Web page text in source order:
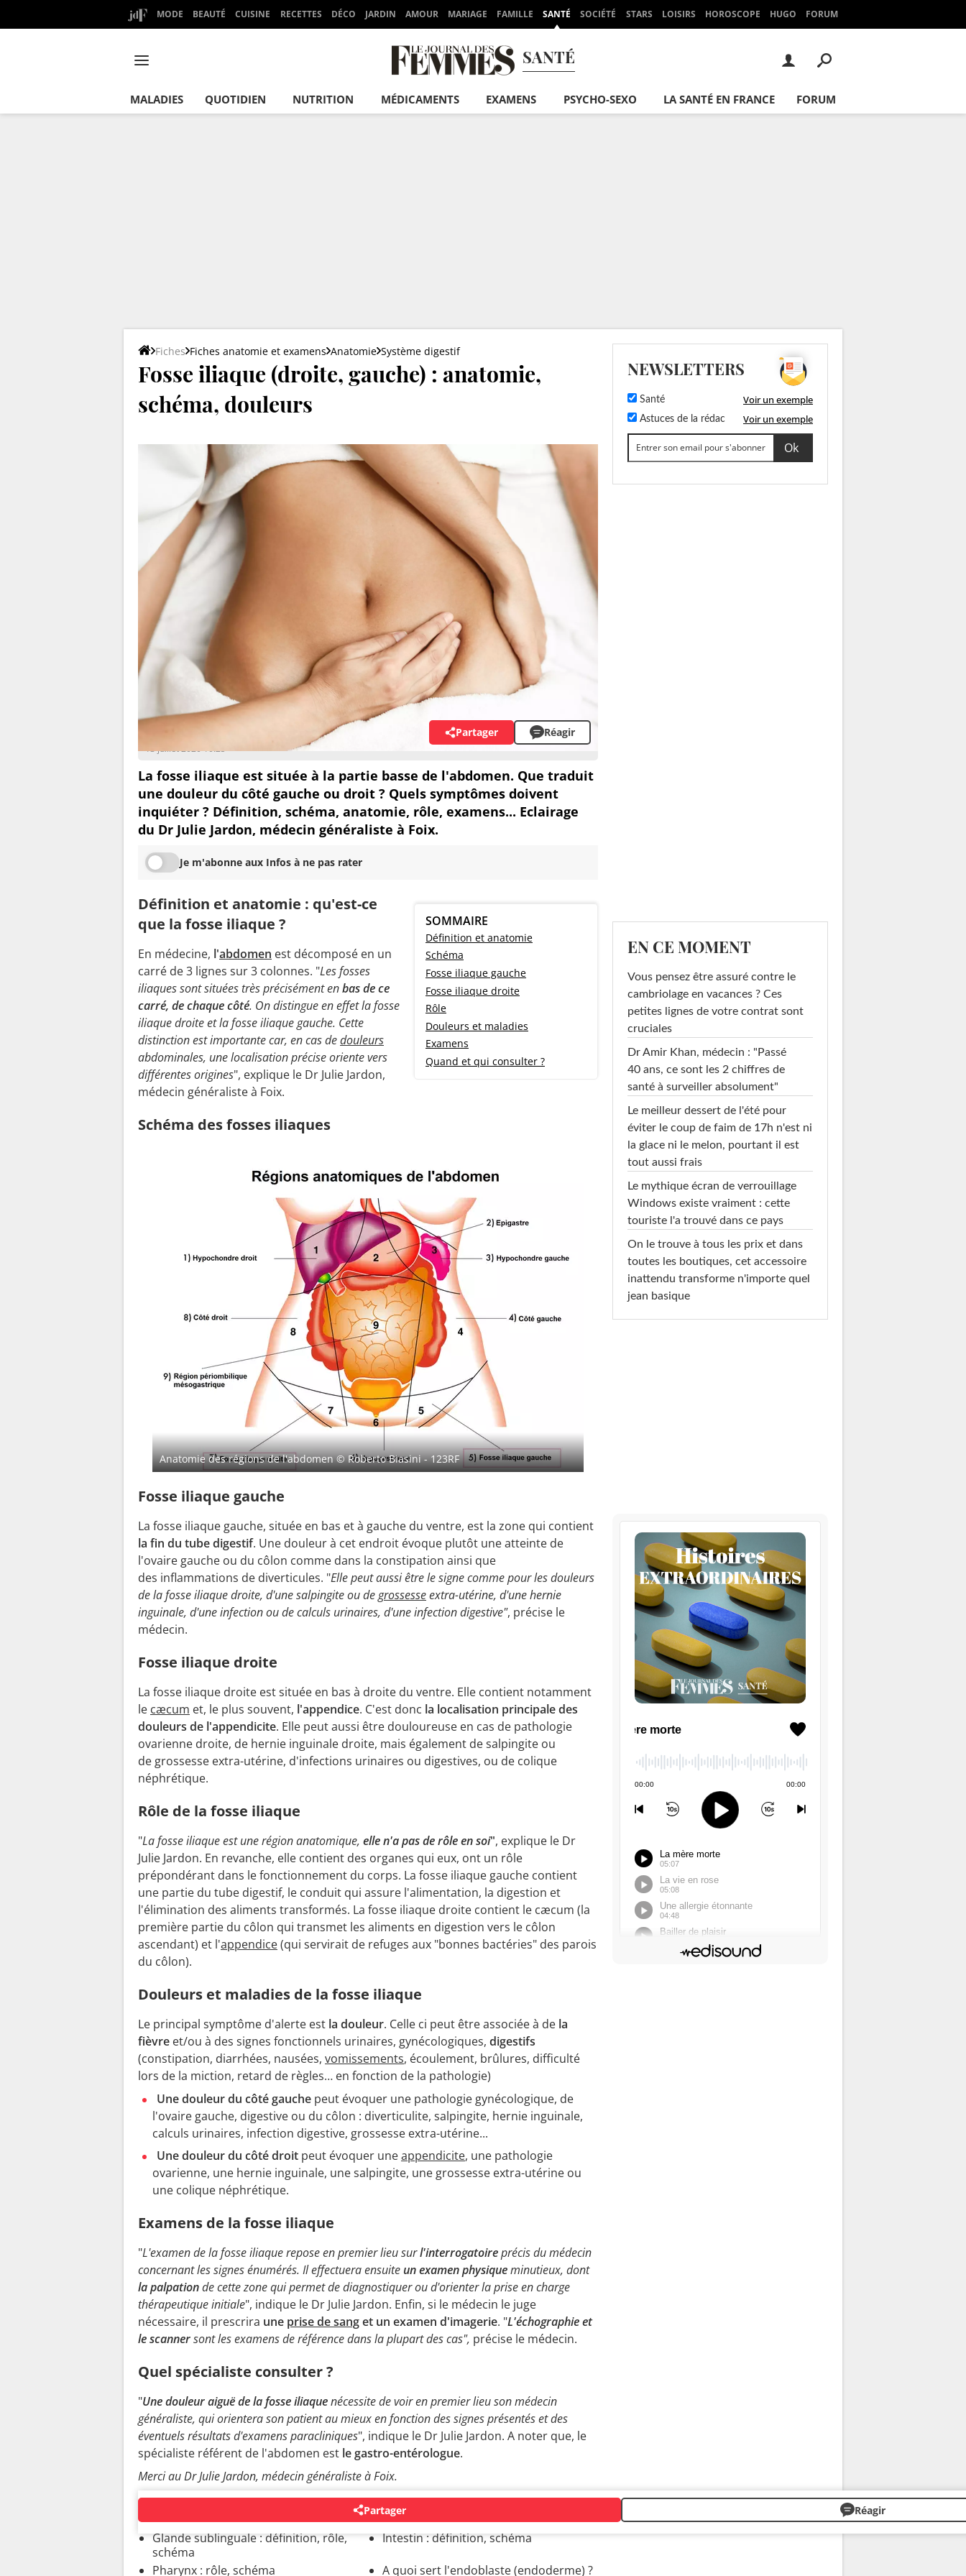
MODE BEAUTÉ CUISINE RECETTES DÉCO JARDIN AMOUR MARIAGE FAMILLE SANTÉ SOCIÉTÉ STARS LOISIRS HOROSCOPE HUGO FORUM
SANTÉ
MALADIES QUOTIDIEN NUTRITION MÉDICAMENTS EXAMENS PSYCHO-SEXO LA SANTÉ EN FRANCE FORUM
Fiches Fiches anatomie et examens Anatomie Système digestif
Fosse iliaque (droite, gauche) : anatomie,
schéma, douleurs
Ingrid Bernard
13 juillet 2020 10:25
Partager Réagir
La fosse iliaque est située à la partie basse de l'abdomen. Que traduit
une douleur du côté gauche ou droit ? Quels symptômes doivent
inquiéter ? Définition, schéma, anatomie, rôle, examens... Eclairage
du Dr Julie Jardon, médecin généraliste à Foix.
Je m'abonne aux Infos à ne pas rater
SOMMAIRE
Définition et anatomie
Schéma
Fosse iliaque gauche
Fosse iliaque droite
Rôle
Douleurs et maladies
Examens
Quand et qui consulter ?
Définition et anatomie : qu'est-ce
que la fosse iliaque ?
En médecine, l'abdomen est décomposé en un
carré de 3 lignes sur 3 colonnes. "Les fosses
iliaques sont situées très précisément enbas de ce
carré, de chaque côté. On distingue en effet la fosse
iliaque droite et la fosse iliaque gauche. Cette
distinction est importante car, en cas dedouleurs
abdominales, une localisation précise oriente vers
différentes origines", explique le Dr Julie Jardon,
médecin généraliste à Foix.
Schéma des fosses iliaques
Anatomie des régions de l'abdomen© Roberto Biasini - 123RF
Fosse iliaque gauche
La fosse iliaque gauche, située en bas et à gauche du ventre, est la zone qui contient
la fin du tube digestif. Une douleur à cet endroit évoque plutôt une atteinte de
l'ovaire gauche ou du côlon comme dans la constipation ainsi que
des inflammations de diverticules. "Elle peut aussi être le signe comme pour les douleurs
de la fosse iliaque droite, d'une salpingite ou degrossesseextra-utérine, d'une hernie
inguinale, d'une infection ou de calculs urinaires, d'une infection digestive", précise le
médecin.
Fosse iliaque droite
La fosse iliaque droite est située en bas à droite du ventre. Elle contient notamment
le cæcum et, le plus souvent, l'appendice. C'est donc la localisation principale des
douleurs de l'appendicite. Elle peut aussi être douloureuse en cas de pathologie
ovarienne droite, de hernie inguinale droite, mais également de salpingite ou
de grossesse extra-utérine, d'infections urinaires ou digestives, ou de colique
néphrétique.
Rôle de la fosse iliaque
"La fosse iliaque est une région anatomique, elle n'a pas de rôle en soi", explique le Dr
Julie Jardon. En revanche, elle contient des organes qui eux, ont un rôle
prépondérant dans le fonctionnement du corps. La fosse iliaque gauche contient
une partie du tube digestif, le conduit qui assure l'alimentation, la digestion et
l'élimination des aliments transformés. La fosse iliaque droite contient le cæcum (la
première partie du côlon qui transmet les aliments en digestion vers le côlon
ascendant) et l'appendice(qui servirait de refuges aux "bonnes bactéries" des parois
du côlon).
Douleurs et maladies de la fosse iliaque
Le principal symptôme d'alerte est la douleur. Celle ci peut être associée à de la
fièvre et/ou à des signes fonctionnels urinaires, gynécologiques, digestifs
(constipation, diarrhées, nausées, vomissements, écoulement, brûlures, difficulté
lors de la miction, retard de règles… en fonction de la pathologie)
Une douleur du côté gauche peut évoquer une pathologie gynécologique, de
l'ovaire gauche, digestive ou du côlon : diverticulite, salpingite, hernie inguinale,
calculs urinaires, infection digestive, grossesse extra-utérine...
Une douleur du côté droit peut évoquer uneappendicite, une pathologie
ovarienne, une hernie inguinale, une salpingite, une grossesse extra-utérine ou
une colique néphrétique.
Examens de la fosse iliaque
"L'examen de la fosse iliaque repose en premier lieu surl'interrogatoireprécis du médecin
concernant les signes énumérés. Il effectuera ensuite un examen physiqueminutieux, dont
la palpationde cette zone qui permet de diagnostiquer ou d'orienter la prise en charge
thérapeutique initiale", indique le Dr Julie Jardon. Enfin, si le médecin le juge
nécessaire, il prescrira une prise de sanget un examen d'imagerie. "L'échographie et
le scannersont les examens de référence dans la plupart des cas", précise le médecin.
Quel spécialiste consulter ?
"Une douleur aiguë de la fosse iliaquenécessite de voir en premier lieu son médecin
généraliste, qui orientera son patient au mieux en fonction des signes présentés et des
éventuels résultats d'examens paracliniques", indique le Dr Julie Jardon. A noter que, le
spécialiste référent de l'abdomen est le gastro-entérologue.
Merci au Dr Julie Jardon, médecin généraliste à Foix.
Partager Réagir
SYSTÈME DIGESTIF
Glande sublinguale : définition, rôle,
schéma
Intestin : définition, schéma
Pharynx : rôle, schéma A quoi sert l'endoblaste (endoderme) ?
NEWSLETTERS
Santé Voir un exemple
Astuces de la rédac Voir un exemple
EN CE MOMENT
Vous pensez être assuré contre le
cambriolage en vacances ? Ces
petites lignes de votre contrat sont
cruciales
Dr Amir Khan, médecin : "Passé
40 ans, ce sont les 2 chiffres de
santé à surveiller absolument"
Le meilleur dessert de l'été pour
éviter le coup de faim de 17h n'est ni
la glace ni le melon, pourtant il est
tout aussi frais
Le mythique écran de verrouillage
Windows existe vraiment : cette
touriste l'a trouvé dans ce pays
On le trouve à tous les prix et dans
toutes les boutiques, cet accessoire
inattendu transforme n'importe quel
jean basique